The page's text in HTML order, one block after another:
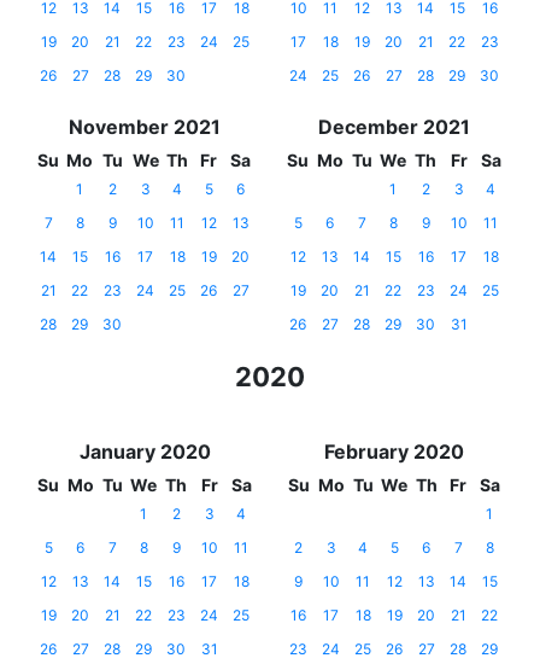
12 13 14 15 16 17
18
19
20 21 22 23 24
25
26
27 28 29 30
10 11 12 13 14 15
16
17
18 19 20 21 22
23
24
25 26 27 28 29 30
November 2021
Su Mo Tu We Th Fr Sa
1 2 3 4 5
6
7
8 9 10 11 12
13
14
15 16 17 18 19
20
21
22 23 24 25 26
27
28
29 30
December 2021
Su Mo Tu We Th Fr Sa
1 2 3
4
5
6 7 8 9 10
11
12
13 14 15 16 17
18
19
20 21 22 23 24
25
26
27 28 29 30 31
2020
January 2020
Su Mo Tu We Th Fr Sa
1 2 3
4
5
6 7 8 9 10
11
12
13 14 15 16 17
18
19
20 21 22 23 24
25
26
27 28 29 30 31
February 2020
Su Mo Tu We Th Fr Sa
1
2
3 4 5 6 7
8
9
10 11 12 13 14
15
16
17 18 19 20 21
22
23
24 25 26 27 28 29